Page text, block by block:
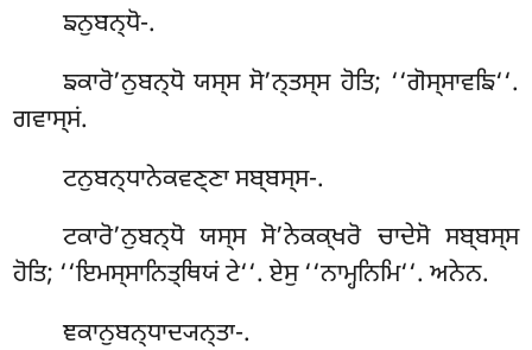
ਙਨੁਬਨ੍ਧੋ-.
ਙਕਾਰੋ’ਨੁਬਨ੍ਧੋ ਯਸ੍ਸ ਸੋ’ਨ੍ਤਸ੍ਸ ਹੋਤਿ; ‘‘ਗੋਸ੍ਸਾਵਙਿ‘‘.
ਗਵਾਸ੍ਸਂ.
ਟਨੁਬਨ੍ਧਾਨੇਕਵਣ੍ਣਾ ਸਬ੍ਬਸ੍ਸ-.
ਟਕਾਰੋ’ਨੁਬਨ੍ਧੋ ਯਸ੍ਸ ਸੋ’ਨੇਕਕ੍ਖਰੋ ਚਾਦੇਸੋ ਸਬ੍ਬਸ੍ਸ
ਹੋਤਿ; ‘‘ਇਮਸ੍ਸਾਨਿਤ੍ਥਿਯਂ ਟੇ‘‘. ਏਸੁ ‘‘ਨਾਮ੍ਹਨਿਮਿ‘‘. ਅਨੇਨ.
ਞਕਾਨੁਬਨ੍ਧਾਦ੍ਯਨ੍ਤਾ-.